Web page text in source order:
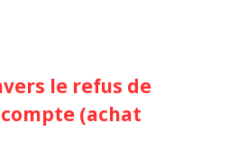
le refus de
(achat